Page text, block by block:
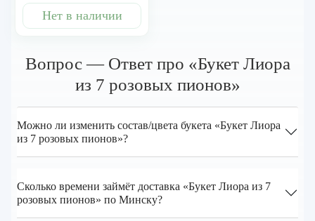
Нет в наличии
Вопрос — Ответ про «Букет Лиора
из 7 розовых пионов»
Можно ли изменить состав/цвета букета «Букет Лиора
из 7 розовых пионов»?
Сколько времени займёт доставка «Букет Лиора из 7
розовых пионов» по Минску?